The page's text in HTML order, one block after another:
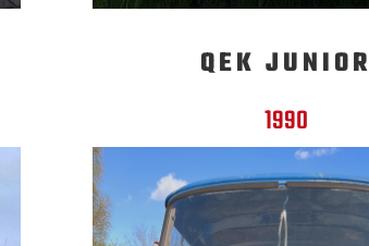
QEK JUNIOR
1990